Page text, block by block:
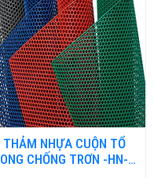
THẢM NHỰA CUỘN TỔ
ONG CHỐNG TRƠN -HN-
NH-DN.01